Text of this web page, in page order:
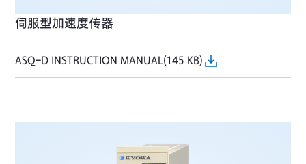
伺服型加速度传器
ASQ-D INSTRUCTION MANUAL(145 KB)